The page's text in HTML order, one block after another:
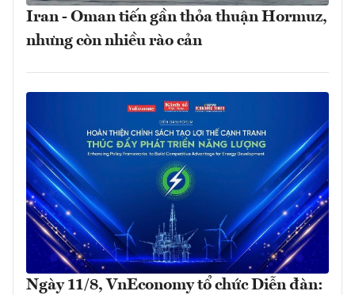
Iran - Oman tiến gần thỏa thuận Hormuz,
nhưng còn nhiều rào cản
Ngày 11/8, VnEconomy tổ chức Diễn đàn: